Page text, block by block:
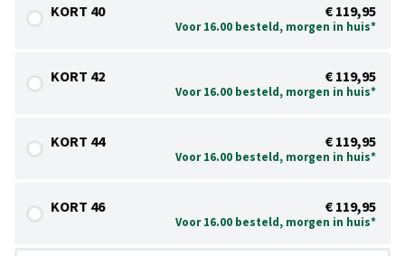
KORT 40 € 119,95
Voor 16.00 besteld, morgen in huis*
KORT 42 € 119,95
Voor 16.00 besteld, morgen in huis*
KORT 44 € 119,95
Voor 16.00 besteld, morgen in huis*
KORT 46 € 119,95
Voor 16.00 besteld, morgen in huis*